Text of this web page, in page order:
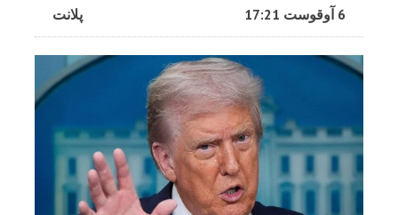
پلانت 6 آوقوست 17:21